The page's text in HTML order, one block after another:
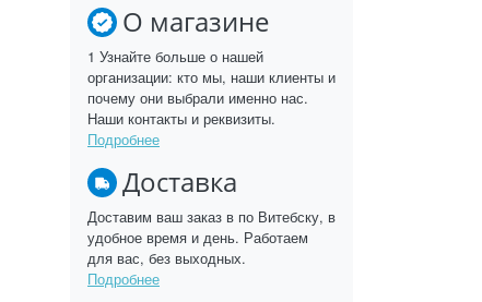
О магазине
1 Узнайте больше о нашей
организации: кто мы, наши клиенты и
почему они выбрали именно нас.
Наши контакты и реквизиты.
Подробнее
Доставка
Доставим ваш заказ в по Витебску, в
удобное время и день. Работаем
для вас, без выходных.
Подробнее